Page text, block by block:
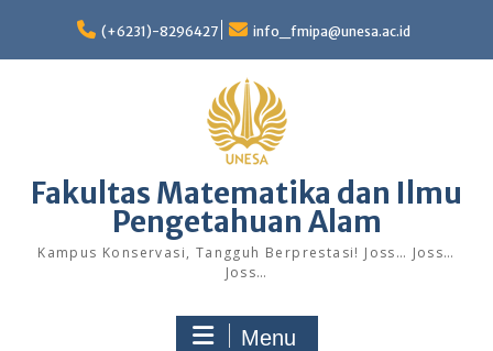
content
(+6231)-8296427 info_fmipa@unesa.ac.id
Fakultas Matematika dan Ilmu
Pengetahuan Alam
Kampus Konservasi, Tangguh Berprestasi! Joss… Joss…
Joss…
Menu